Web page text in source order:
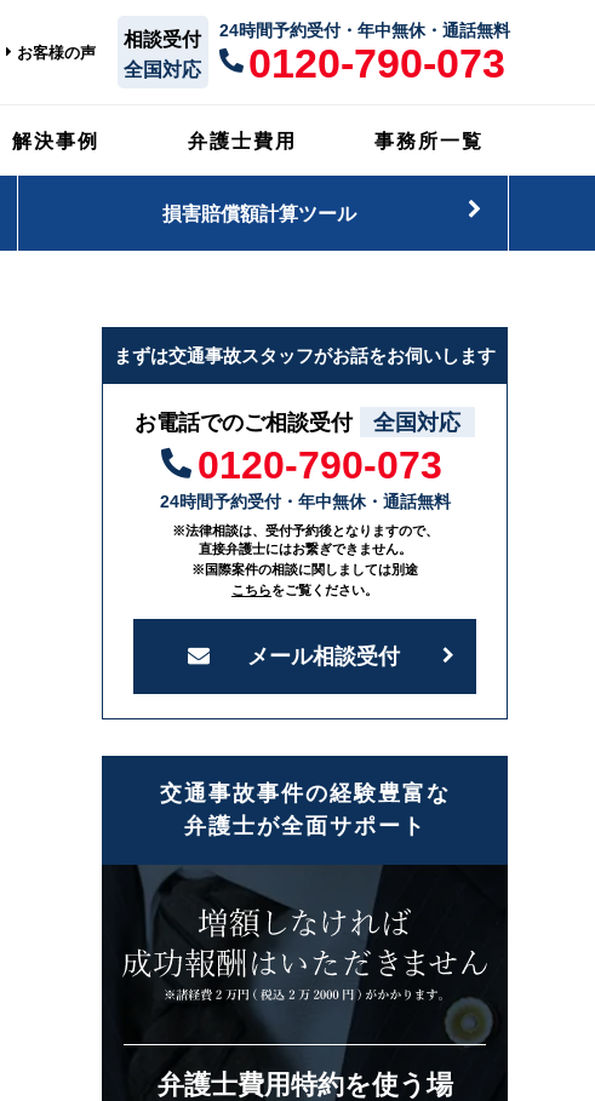
お客様の声
相談受付
全国対応
24時間予約受付・年中無休・通話無料
0120-790-073
解決事例 弁護士費用 事務所一覧
損害賠償額計算ツール
まずは交通事故スタッフがお話をお伺いします
お電話でのご相談受付 全国対応
0120-790-073
24時間予約受付・年中無休・通話無料
※法律相談は、受付予約後となりますので、
直接弁護士にはお繋ぎできません。
※国際案件の相談に関しましては別途
こちらをご覧ください。
メール相談受付
交通事故事件の経験豊富な
弁護士が全面サポート
弁護士費用特約を使う場